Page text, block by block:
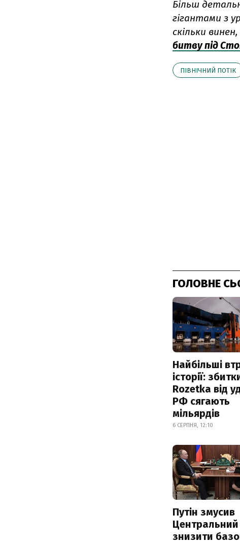
Більш
гігантами з
скільки
битву під
ПІВНІЧНИЙ ПОТІК
ГОЛОВНЕ
Найбільші
історії:
Rozetka від
РФ сягають
мільярдів
6 СЕРПНЯ, 12:10
Путін змусив
знизити